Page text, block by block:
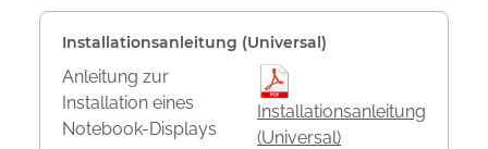
Installationsanleitung (Universal)
Anleitung zur
Installation eines
Notebook-Displays
Installationsanleitung
(Universal)